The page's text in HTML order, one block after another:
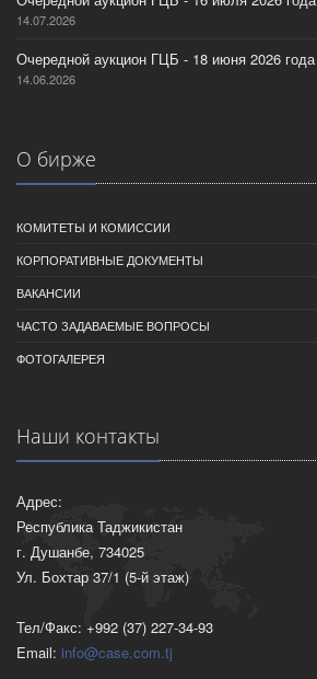
14.07.2026
Очередной аукцион ГЦБ - 18 июня 2026 года
14.06.2026
О бирже
КОМИТЕТЫ И КОМИССИИ
КОРПОРАТИВНЫЕ ДОКУМЕНТЫ
ВАКАНСИИ
ЧАСТО ЗАДАВАЕМЫЕ ВОПРОСЫ
ФОТОГАЛЕРЕЯ
Наши контакты
Адрес:
Республика Таджикистан
г. Душанбе, 734025
Ул. Бохтар 37/1 (5-й этаж)
Тел/Факс: +992 (37) 227-34-93
Email: info@case.com.tj